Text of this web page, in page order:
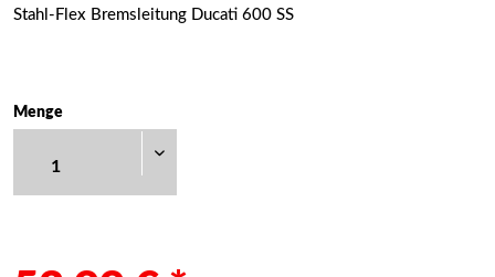
Stahl-Flex Bremsleitung Ducati 600 SS
Menge